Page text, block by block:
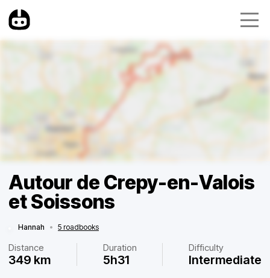
Autour de Crepy-en-Valois
et Soissons
Hannah • 5 roadbooks
Distance
349 km
Duration
5h31
Difficulty
Intermediate